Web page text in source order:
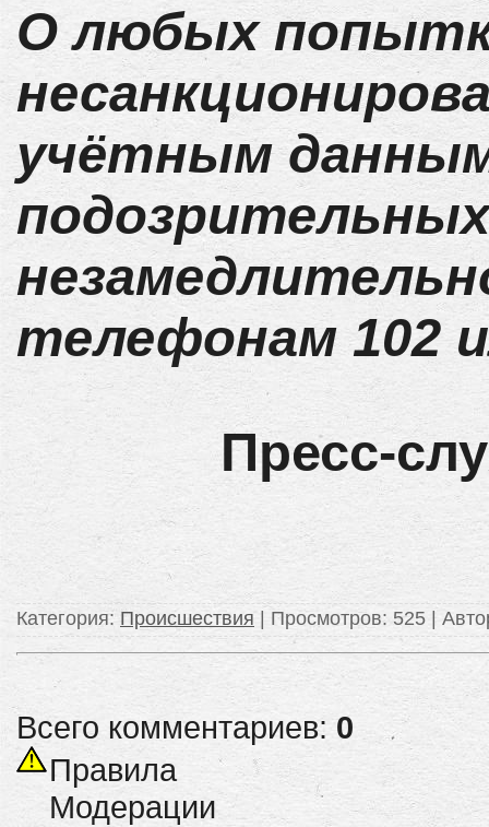
О любых
учётным
телефонам 102
Пресс-
Категория: Происшествия | Просмотров: 525 |
Всего комментариев:0
Правила
Модерации